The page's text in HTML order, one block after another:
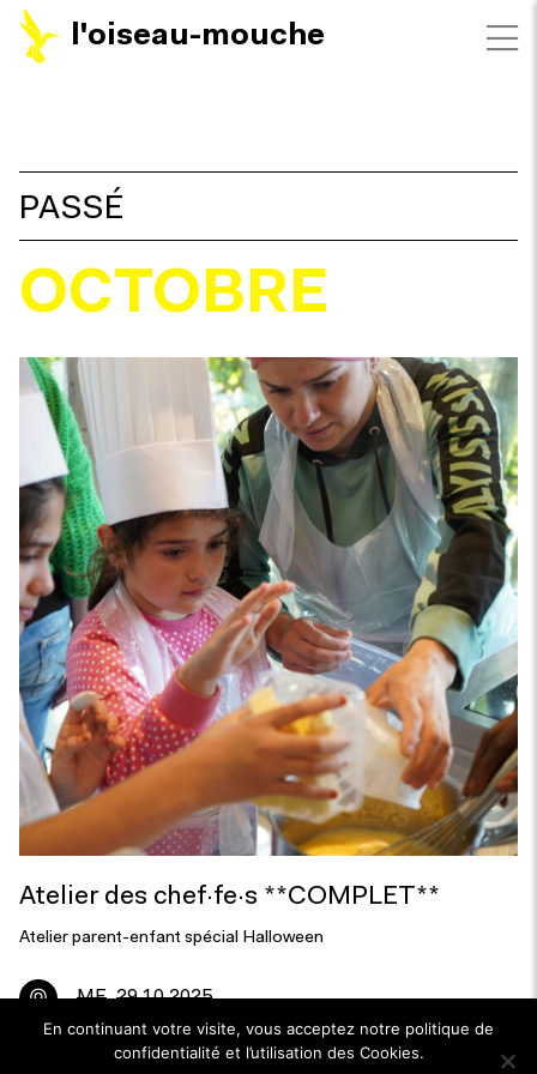
l'oiseau-mouche
FILTRES
PASSÉ
OCTOBRE
Atelier des chef·fe·s **COMPLET**
Atelier parent-enfant spécial Halloween
ME 29.10.2025
En continuant votre visite, vous acceptez notre politique de
confidentialité et l’utilisation des Cookies.